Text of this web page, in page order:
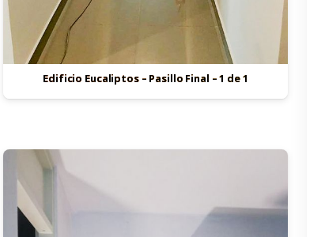
Edificio Eucaliptos – Pasillo Final – 1 de 1